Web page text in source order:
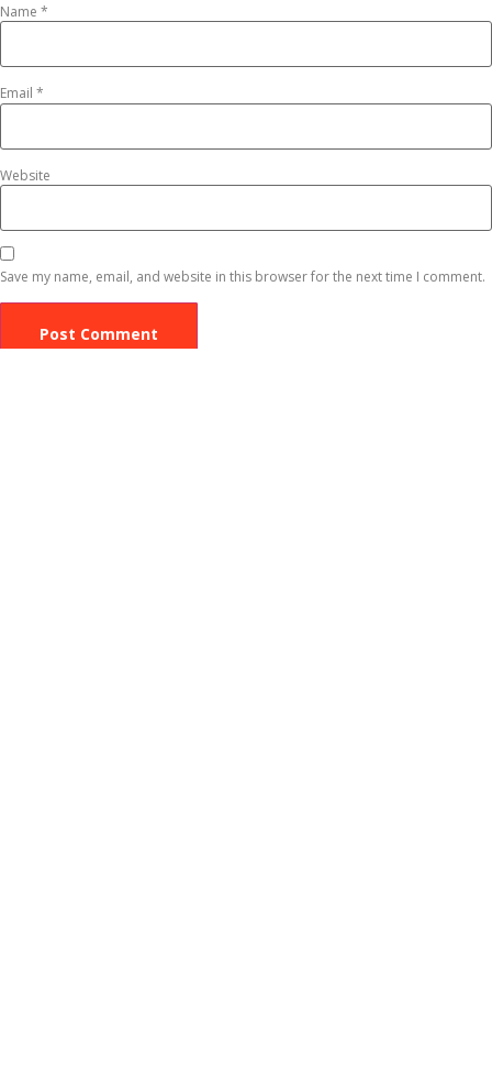
Name *
Email *
Website
Save my name, email, and website in this browser for the next time I comment.